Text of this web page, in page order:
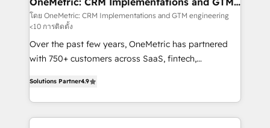
enablement & company-wide adoption We create
HubSpot environments that teams use with
confidence and that leadership can rely on for
scalable revenue insights.
engineering
โดย OneMetric: CRM Implementations and GTM engineering
<10 การติดตั้ง
Over the past few years, OneMetric has partnered
with 750+ customers across SaaS, fintech,
150+ HubSpot-certified experts, we deliver scalable
solutions to complex GTM and RevOps challenges.
Our Expertise 🔹 Onboarding & Implementation:
Solutions Partner4.9